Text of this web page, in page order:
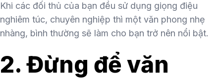
Khi các đối thủ của bạn đều sử dụng giọng điệu
nghiêm túc, chuyên nghiệp thì một văn phong nhẹ
nhàng, bình thường sẽ làm cho bạn trở nên nổi bật.
2. Đừng để văn